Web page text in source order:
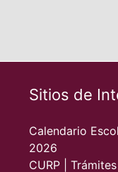
Sitios de
Calendario
2026
CURP |